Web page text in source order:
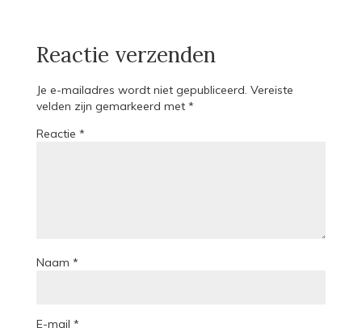
Reactie verzenden
Je e-mailadres wordt niet gepubliceerd. Vereiste
velden zijn gemarkeerd met *
Reactie *
Naam *
E-mail *